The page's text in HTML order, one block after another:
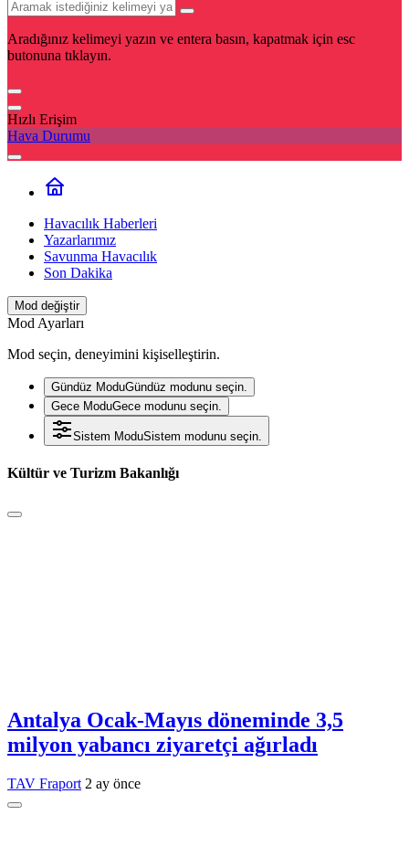
Aradığınız kelimeyi yazın ve entera basın, kapatmak için esc
butonuna tıklayın.
Hızlı Erişim
Hava Durumu
Havacılık Haberleri
Yazarlarımız
Savunma Havacılık
Son Dakika
Mod değiştir
Mod Ayarları
Mod seçin, deneyimini kişiselleştirin.
Gündüz ModuGündüz modunu seçin.
Gece ModuGece modunu seçin.
Sistem ModuSistem modunu seçin.
Kültür ve Turizm Bakanlığı
Antalya Ocak-Mayıs döneminde 3,5
milyon yabancı ziyaretçi ağırladı
TAV Fraport 2 ay önce